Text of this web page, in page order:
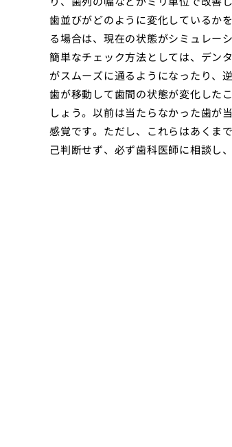
歯並びがどのように変化しているか
る場合は、現在の状態がシミュレー
簡単なチェック方法としては、デン
がスムーズに通るようになったり、
歯が移動して歯間の状態が変化した
しょう。以前は当たらなかった歯が
感覚です。ただし、これらはあくま
己判断せず、必ず歯科医師に相談し